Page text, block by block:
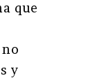
que
y